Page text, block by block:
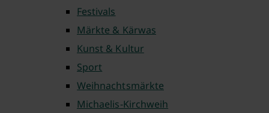
Festivals
Märkte & Kärwas
Kunst & Kultur
Sport
Weihnachtsmärkte
Michaelis-Kirchweih